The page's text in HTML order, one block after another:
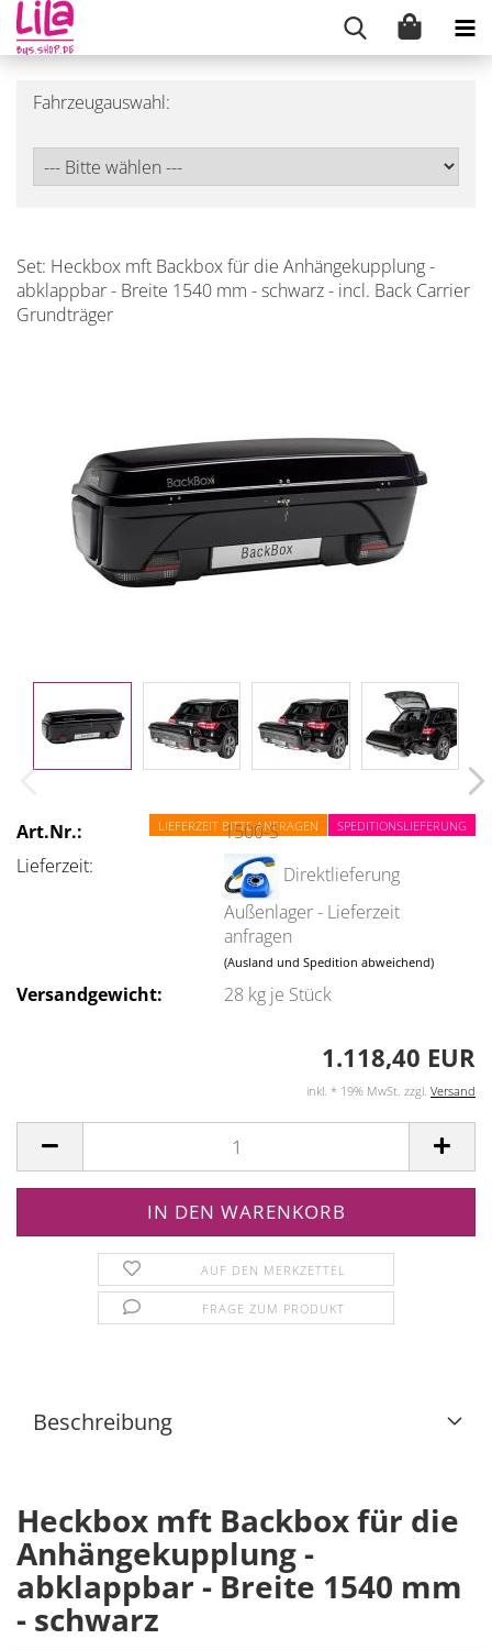
Fahrzeugauswahl:
Set: Heckbox mft Backbox für die Anhängekupplung -
abklappbar - Breite 1540 mm - schwarz - incl. Back Carrier
Grundträger
LIEFERZEIT BITTE ANFRAGEN SPEDITIONSLIEFERUNG
Art.Nr.:
1500-S
Lieferzeit:
Direktlieferung
Außenlager - Lieferzeit
anfragen
(Ausland und Spedition abweichend)
Versandgewicht: 28 kg je Stück
1.118,40 EUR
inkl. * 19% MwSt. zzgl. Versand
AUF DEN MERKZETTEL
FRAGE ZUM PRODUKT
Beschreibung
Heckbox mft Backbox für die
Anhängekupplung -
abklappbar - Breite 1540 mm
- schwarz